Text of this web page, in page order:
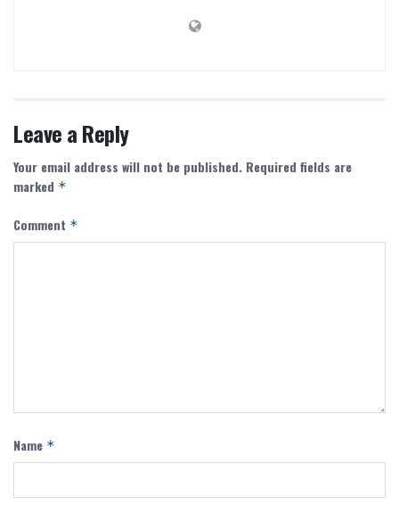
Leave a Reply
Your email address will not be published. Required fields are
marked *
Comment *
Name *